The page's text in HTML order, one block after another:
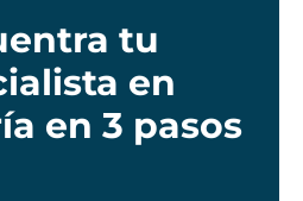
tu
en
en 3 pasos